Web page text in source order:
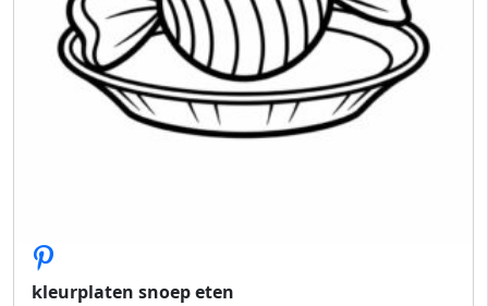
kleurplaten snoep eten